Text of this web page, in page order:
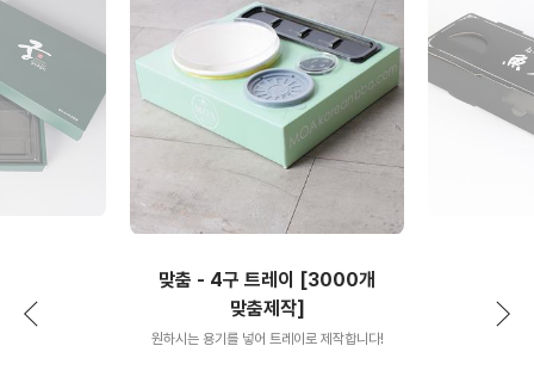
맞춤 - 4구 트레이 [3000개
맞춤제작]
원하시는 용기를 넣어 트레이로 제작합니다!